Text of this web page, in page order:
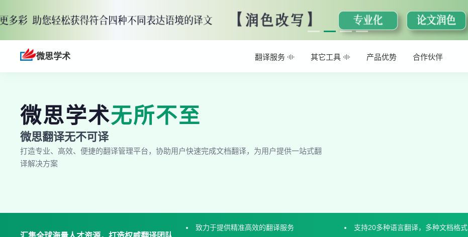
微思学术 翻译服务 其它工具 产品优势 合作伙伴
微思学术无所不至
微思翻译无不可译
打造专业、高效、便捷的翻译管理平台，协助用户快速完成文档翻译，为用户提供一站式翻
译解决方案
致力于提供精准高效的翻译服务 支持20多种语言翻译，多种文档格式